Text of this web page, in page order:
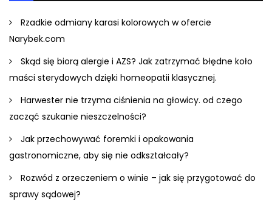
Rzadkie odmiany karasi kolorowych w ofercie
Narybek.com
Skąd się biorą alergie i AZS? Jak zatrzymać błędne koło
maści sterydowych dzięki homeopatii klasycznej.
Harwester nie trzyma ciśnienia na głowicy. od czego
zacząć szukanie nieszczelności?
Jak przechowywać foremki i opakowania
gastronomiczne, aby się nie odkształcały?
Rozwód z orzeczeniem o winie – jak się przygotować do
sprawy sądowej?